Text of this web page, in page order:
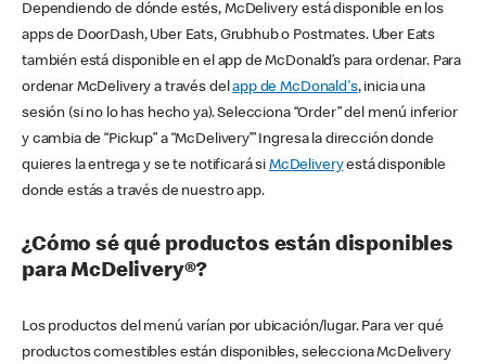
Dependiendo de dónde estés, McDelivery está disponible en los
apps de DoorDash, Uber Eats, Grubhub o Postmates. Uber Eats
también está disponible en el app de McDonald’s para ordenar. Para
ordenar McDelivery a través delapp de McDonald's, inicia una
sesión (si no lo has hecho ya). Selecciona “Order” del menú inferior
y cambia de “Pickup” a “McDelivery’” Ingresa la dirección donde
quieres la entrega y se te notificará si McDeliveryestá disponible
donde estás a través de nuestro app.
¿Cómo sé qué productos están disponibles
para McDelivery®?
Los productos del menú varían por ubicación/lugar. Para ver qué
productos comestibles están disponibles, selecciona McDelivery